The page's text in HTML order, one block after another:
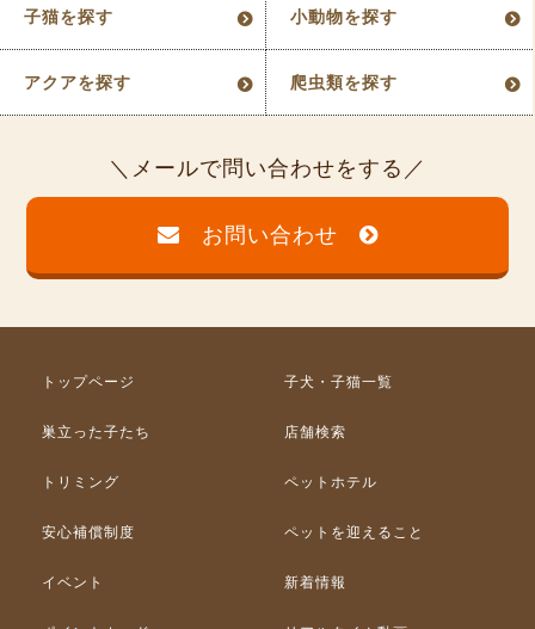
子猫を探す 小動物を探す
アクアを探す 爬虫類を探す
メールで問い合わせをする
お問い合わせ
トップページ 子犬・子猫一覧
巣立った子たち 店舗検索
トリミング ペットホテル
安心補償制度 ペットを迎えること
イベント 新着情報